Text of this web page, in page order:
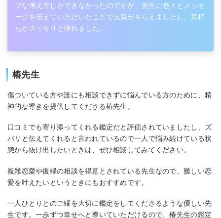
ブな考え方しかできなかったのですが、先生に色々とメッセ
ージを伝えていただいたことで元気がもらえましたし、気持
ちがスッキリと晴れました。
椿先生
傷ついている方や誰にも相談できずに悩んでいる方のために、精
神的な導きを提供してくださる椿先生。
口コミでも寄り添ってくれる鑑定だと評価されていましたし、ズ
バリと伝えてくれると言われているので一人で悩み続けている状
態から抜け出したいときは、ぜひ相談してみてください。
複雑恋愛や復縁の相談を得意とされている先生なので、難しい恋
愛を叶えたいというときにもおすすめです。
一人ひとりとのご縁を大切に鑑定をしてくださるような優しい先
生です。一歩ずつ幸せへと導いていただけるので、椿先生の鑑定